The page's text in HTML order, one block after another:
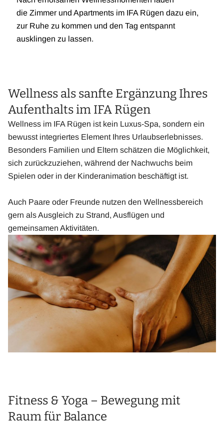
die Zimmer und Apartments im IFA Rügen dazu ein,
zur Ruhe zu kommen und den Tag entspannt
ausklingen zu lassen.
Wellness als sanfte Ergänzung Ihres
Aufenthalts im IFA Rügen
Wellness im IFA Rügen ist kein Luxus-Spa, sondern ein
bewusst integriertes Element Ihres Urlaubserlebnisses.
Besonders Familien und Eltern schätzen die Möglichkeit,
sich zurückzuziehen, während der Nachwuchs beim
Spielen oder in der Kinderanimation beschäftigt ist.
Auch Paare oder Freunde nutzen den Wellnessbereich
gern als Ausgleich zu Strand, Ausflügen und
gemeinsamen Aktivitäten.
Fitness & Yoga – Bewegung mit
Raum für Balance